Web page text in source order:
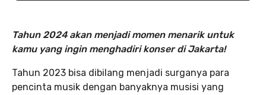
Tahun 2024 akan menjadi momen menarik untuk
kamu yang ingin menghadiri konser di Jakarta!
Tahun 2023 bisa dibilang menjadi surganya para
pencinta musik dengan banyaknya musisi yang